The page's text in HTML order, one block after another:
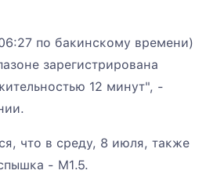
по бакинскому времени)
зарегистрирована
12 минут", -
что в среду, 8 июля, также
- M1.5.